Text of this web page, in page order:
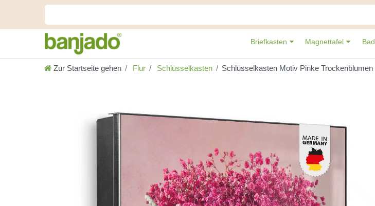
Briefkasten Magnettafel Bad
Zur Startseite gehen Flur Schlüsselkasten Schlüsselkasten Motiv Pinke Trockenblumen